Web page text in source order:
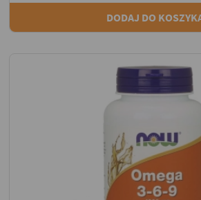
DODAJ DO